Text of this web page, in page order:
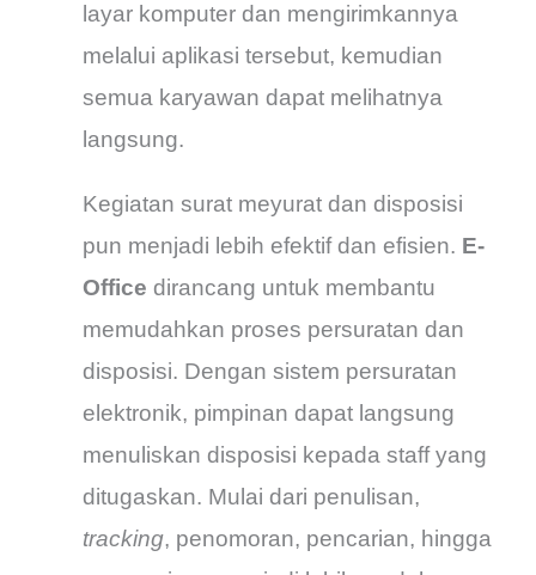
layar komputer dan mengirimkannya
melalui aplikasi tersebut, kemudian
semua karyawan dapat melihatnya
langsung.
Kegiatan surat meyurat dan disposisi
pun menjadi lebih efektif dan efisien. E-
Office dirancang untuk membantu
memudahkan proses persuratan dan
disposisi. Dengan sistem persuratan
elektronik, pimpinan dapat langsung
menuliskan disposisi kepada staff yang
ditugaskan. Mulai dari penulisan,
tracking, penomoran, pencarian, hingga